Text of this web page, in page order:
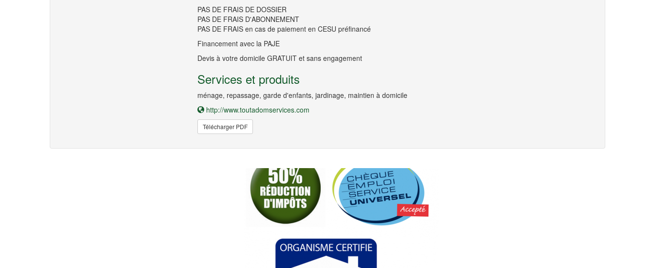
PAS DE FRAIS DE DOSSIER
PAS DE FRAIS D'ABONNEMENT
PAS DE FRAIS en cas de paiement en CESU préfinancé
Financement avec la PAJE
Devis à votre domicile GRATUIT et sans engagement
Services et produits
ménage, repassage, garde d'enfants, jardinage, maintien à domicile
http://www.toutadomservices.com
Télécharger PDF